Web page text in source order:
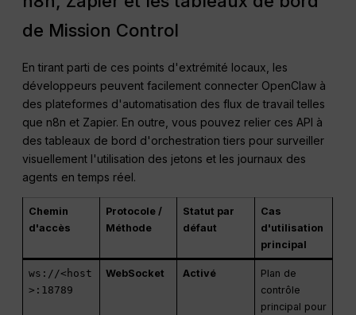
de Mission Control
En tirant parti de ces points d'extrémité locaux, les
développeurs peuvent facilement connecter OpenClaw à
des plateformes d'automatisation des flux de travail telles
que n8n et Zapier. En outre, vous pouvez relier ces API à
des tableaux de bord d'orchestration tiers pour surveiller
visuellement l'utilisation des jetons et les journaux des
agents en temps réel.
Chemin
d'accès
Protocole /
Méthode
Statut par
défaut
Cas
d'utilisation
principal
ws://<host
>:18789
WebSocket Activé
Plan de
contrôle
principal pour